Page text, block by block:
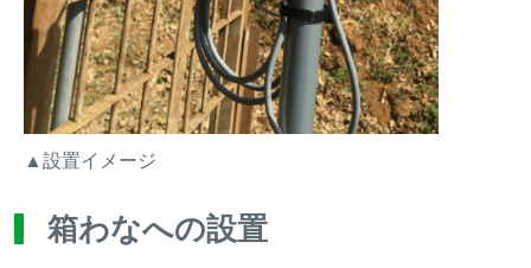
▲設置イメージ
箱わなへの設置